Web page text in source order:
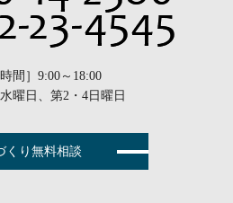
時間］9:00～18:00
曜日、第2・4日曜日
くり無料相談